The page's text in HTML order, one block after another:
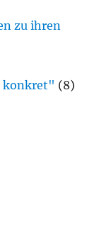
zu ihren
konkret" (8)